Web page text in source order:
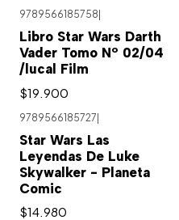
9789566185758
Libro Star Wars Darth
Vader Tomo Nº 02/04
/lucal Film
$19.900
9789566185727|
Star Wars Las
Leyendas De Luke
Skywalker - Planeta
Comic
$14.980